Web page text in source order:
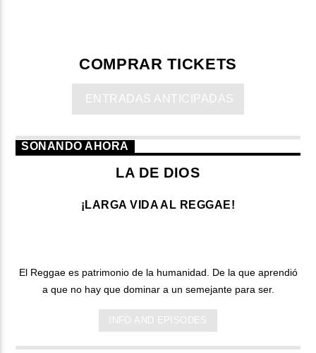
COMPRAR TICKETS
ENTRADAS ANTICIPADAS
SONANDO AHORA
LA DE DIOS
¡LARGA VIDA AL REGGAE!
El Reggae es patrimonio de la humanidad. De la que aprendió
a que no hay que dominar a un semejante para ser.
INFO AND EPISODES